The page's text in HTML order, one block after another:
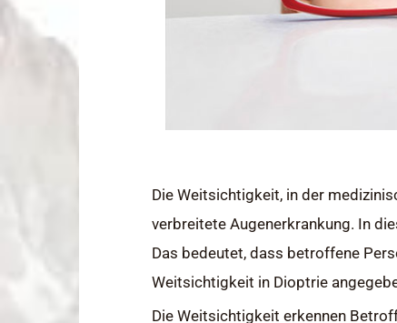
Die Weitsichtigkeit, in der
verbreitete Augenerkrankung. In
Das bedeutet, dass betroffene
Weitsichtigkeit in Dioptrie
Die Weitsichtigkeit erkennen